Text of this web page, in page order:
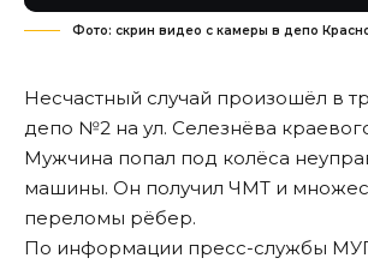
Фото: скрин видео с камеры в депо
Несчастный случай произошёл в
депо №2 на ул. Селезнёва
Мужчина попал под колёса
машины. Он получил ЧМТ и
переломы рёбер.
По информации пресс-службы